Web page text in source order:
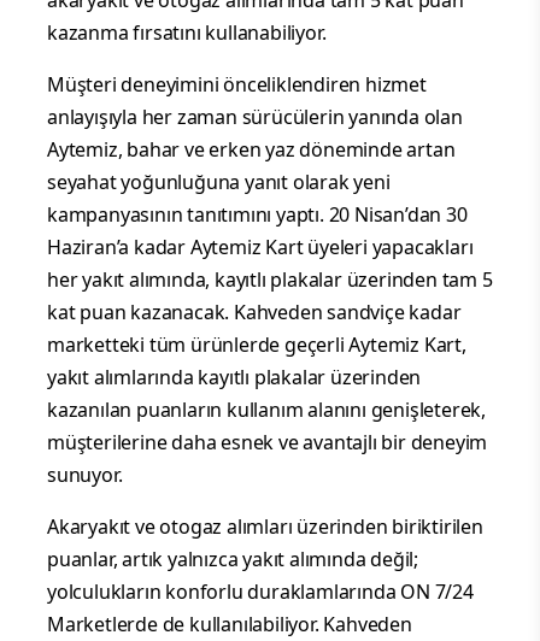
kazanma fırsatını kullanabiliyor.
Müşteri deneyimini önceliklendiren hizmet
anlayışıyla her zaman sürücülerin yanında olan
Aytemiz, bahar ve erken yaz döneminde artan
seyahat yoğunluğuna yanıt olarak yeni
kampanyasının tanıtımını yaptı. 20 Nisan’dan 30
Haziran’a kadar Aytemiz Kart üyeleri yapacakları
her yakıt alımında, kayıtlı plakalar üzerinden tam 5
kat puan kazanacak. Kahveden sandviçe kadar
marketteki tüm ürünlerde geçerli Aytemiz Kart,
yakıt alımlarında kayıtlı plakalar üzerinden
kazanılan puanların kullanım alanını genişleterek,
müşterilerine daha esnek ve avantajlı bir deneyim
sunuyor.
Akaryakıt ve otogaz alımları üzerinden biriktirilen
puanlar, artık yalnızca yakıt alımında değil;
yolculukların konforlu duraklamlarında ON 7/24
Marketlerde de kullanılabiliyor. Kahveden